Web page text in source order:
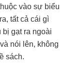
vào sự biểu
tất cả cái gì
gạt ra ngoài
nói lên, không
sách.